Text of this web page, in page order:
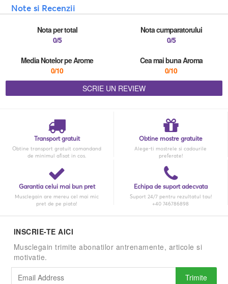
Note si Recenzii
Nota per total
0/5
Nota cumparatorului
0/5
Media Notelor pe Arome
0/10
Cea mai buna Aroma
0/10
SCRIE UN REVIEW
Transport gratuit
Obtine transport gratuit comandand
de minimul afisat in cos.
Obtine mostre gratuite
Alege-ti mostrele si cadourile
preferate!
Garantia celui mai bun pret
Musclegain are mereu cel mai mic
pret de pe piata!
Echipa de suport adecvata
Suport 24/7 pentru rezultatul tau!
+40 746786898
INSCRIE-TE AICI
Musclegain trimite abonatilor antrenamente, articole si
motivatie.
Trimite